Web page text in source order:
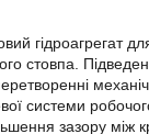
гідроагрегат
стовпа.
системи
зазору між